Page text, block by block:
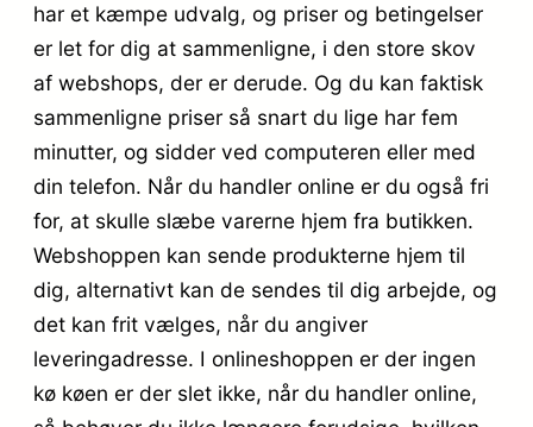
har et kæmpe udvalg, og priser og betingelser
er let for dig at sammenligne, i den store skov
af webshops, der er derude. Og du kan faktisk
sammenligne priser så snart du lige har fem
minutter, og sidder ved computeren eller med
din telefon. Når du handler online er du også fri
for, at skulle slæbe varerne hjem fra butikken.
Webshoppen kan sende produkterne hjem til
dig, alternativt kan de sendes til dig arbejde, og
det kan frit vælges, når du angiver
leveringadresse. I onlineshoppen er der ingen
kø køen er der slet ikke, når du handler online,